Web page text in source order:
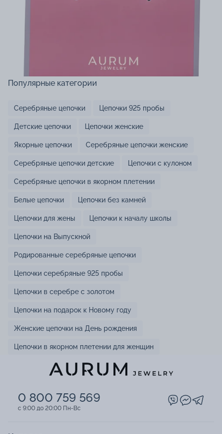
Популярные категории
Серебряные цепочки Цепочки 925 пробы
Детские цепочки Цепочки женские
Якорные цепочки Серебряные цепочки женские
Серебряные цепочки детские Цепочки с кулоном
Серебряные цепочки в якорном плетении
Белые цепочки Цепочки без камней
Цепочки для жены Цепочки к началу школы
Цепочки на Выпускной
Родированные серебряные цепочки
Цепочки серебряные 925 пробы
Цепочки в серебре с золотом
Цепочки на подарок к Новому году
Женские цепочки на День рождения
Цепочки в якорном плетении для женщин
0 800 759 569
c 9:00 до 20:00 Пн-Вс